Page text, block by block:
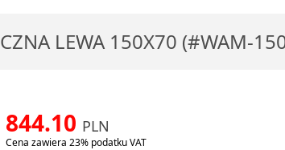
LEWA 150X70 (#WAM-
844.10 PLN
Cena zawiera 23% podatku VAT